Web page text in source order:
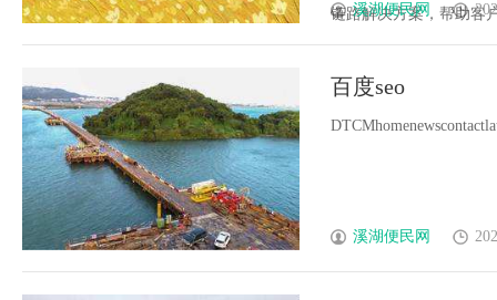
链路解决方案，帮助客
溪湖便民网
百度seo
溪湖便民网